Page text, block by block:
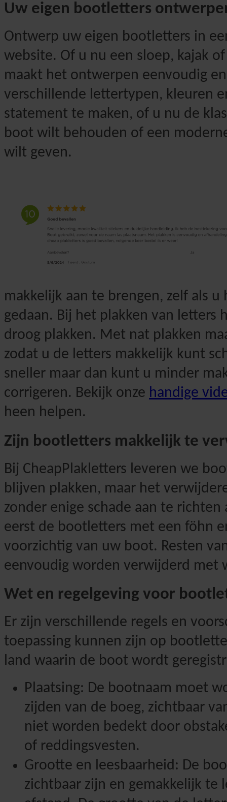
Uw eigen bootletters
Ontwerp uw eigen bootletters in
website. Of u nu een sloep, kajak
maakt het ontwerpen eenvoudig
verschillende lettertypen, kleuren
statement te maken, of u nu de
boot wilt behouden of een
wilt geven.
makkelijk aan te brengen, zelf als
gedaan. Bij het plakken van letters
droog plakken. Met nat plakken
zodat u de letters makkelijk kunt
sneller maar dan kunt u minder
corrigeren. Bekijk onze handige
heen helpen.
Zijn bootletters makkelijk te
Bij CheapPlakletters leveren we
blijven plakken, maar het
zonder enige schade aan te
eerst de bootletters met een föhn
voorzichtig van uw boot. Resten
eenvoudig worden verwijderd met
Wet en regelgeving voor
Er zijn verschillende regels en
toepassing kunnen zijn op
land waarin de boot wordt
Plaatsing: De bootnaam moet
zijden van de boeg, zichtbaar
niet worden bedekt door
of reddingsvesten.
Grootte en leesbaarheid: De
zichtbaar zijn en gemakkelijk te